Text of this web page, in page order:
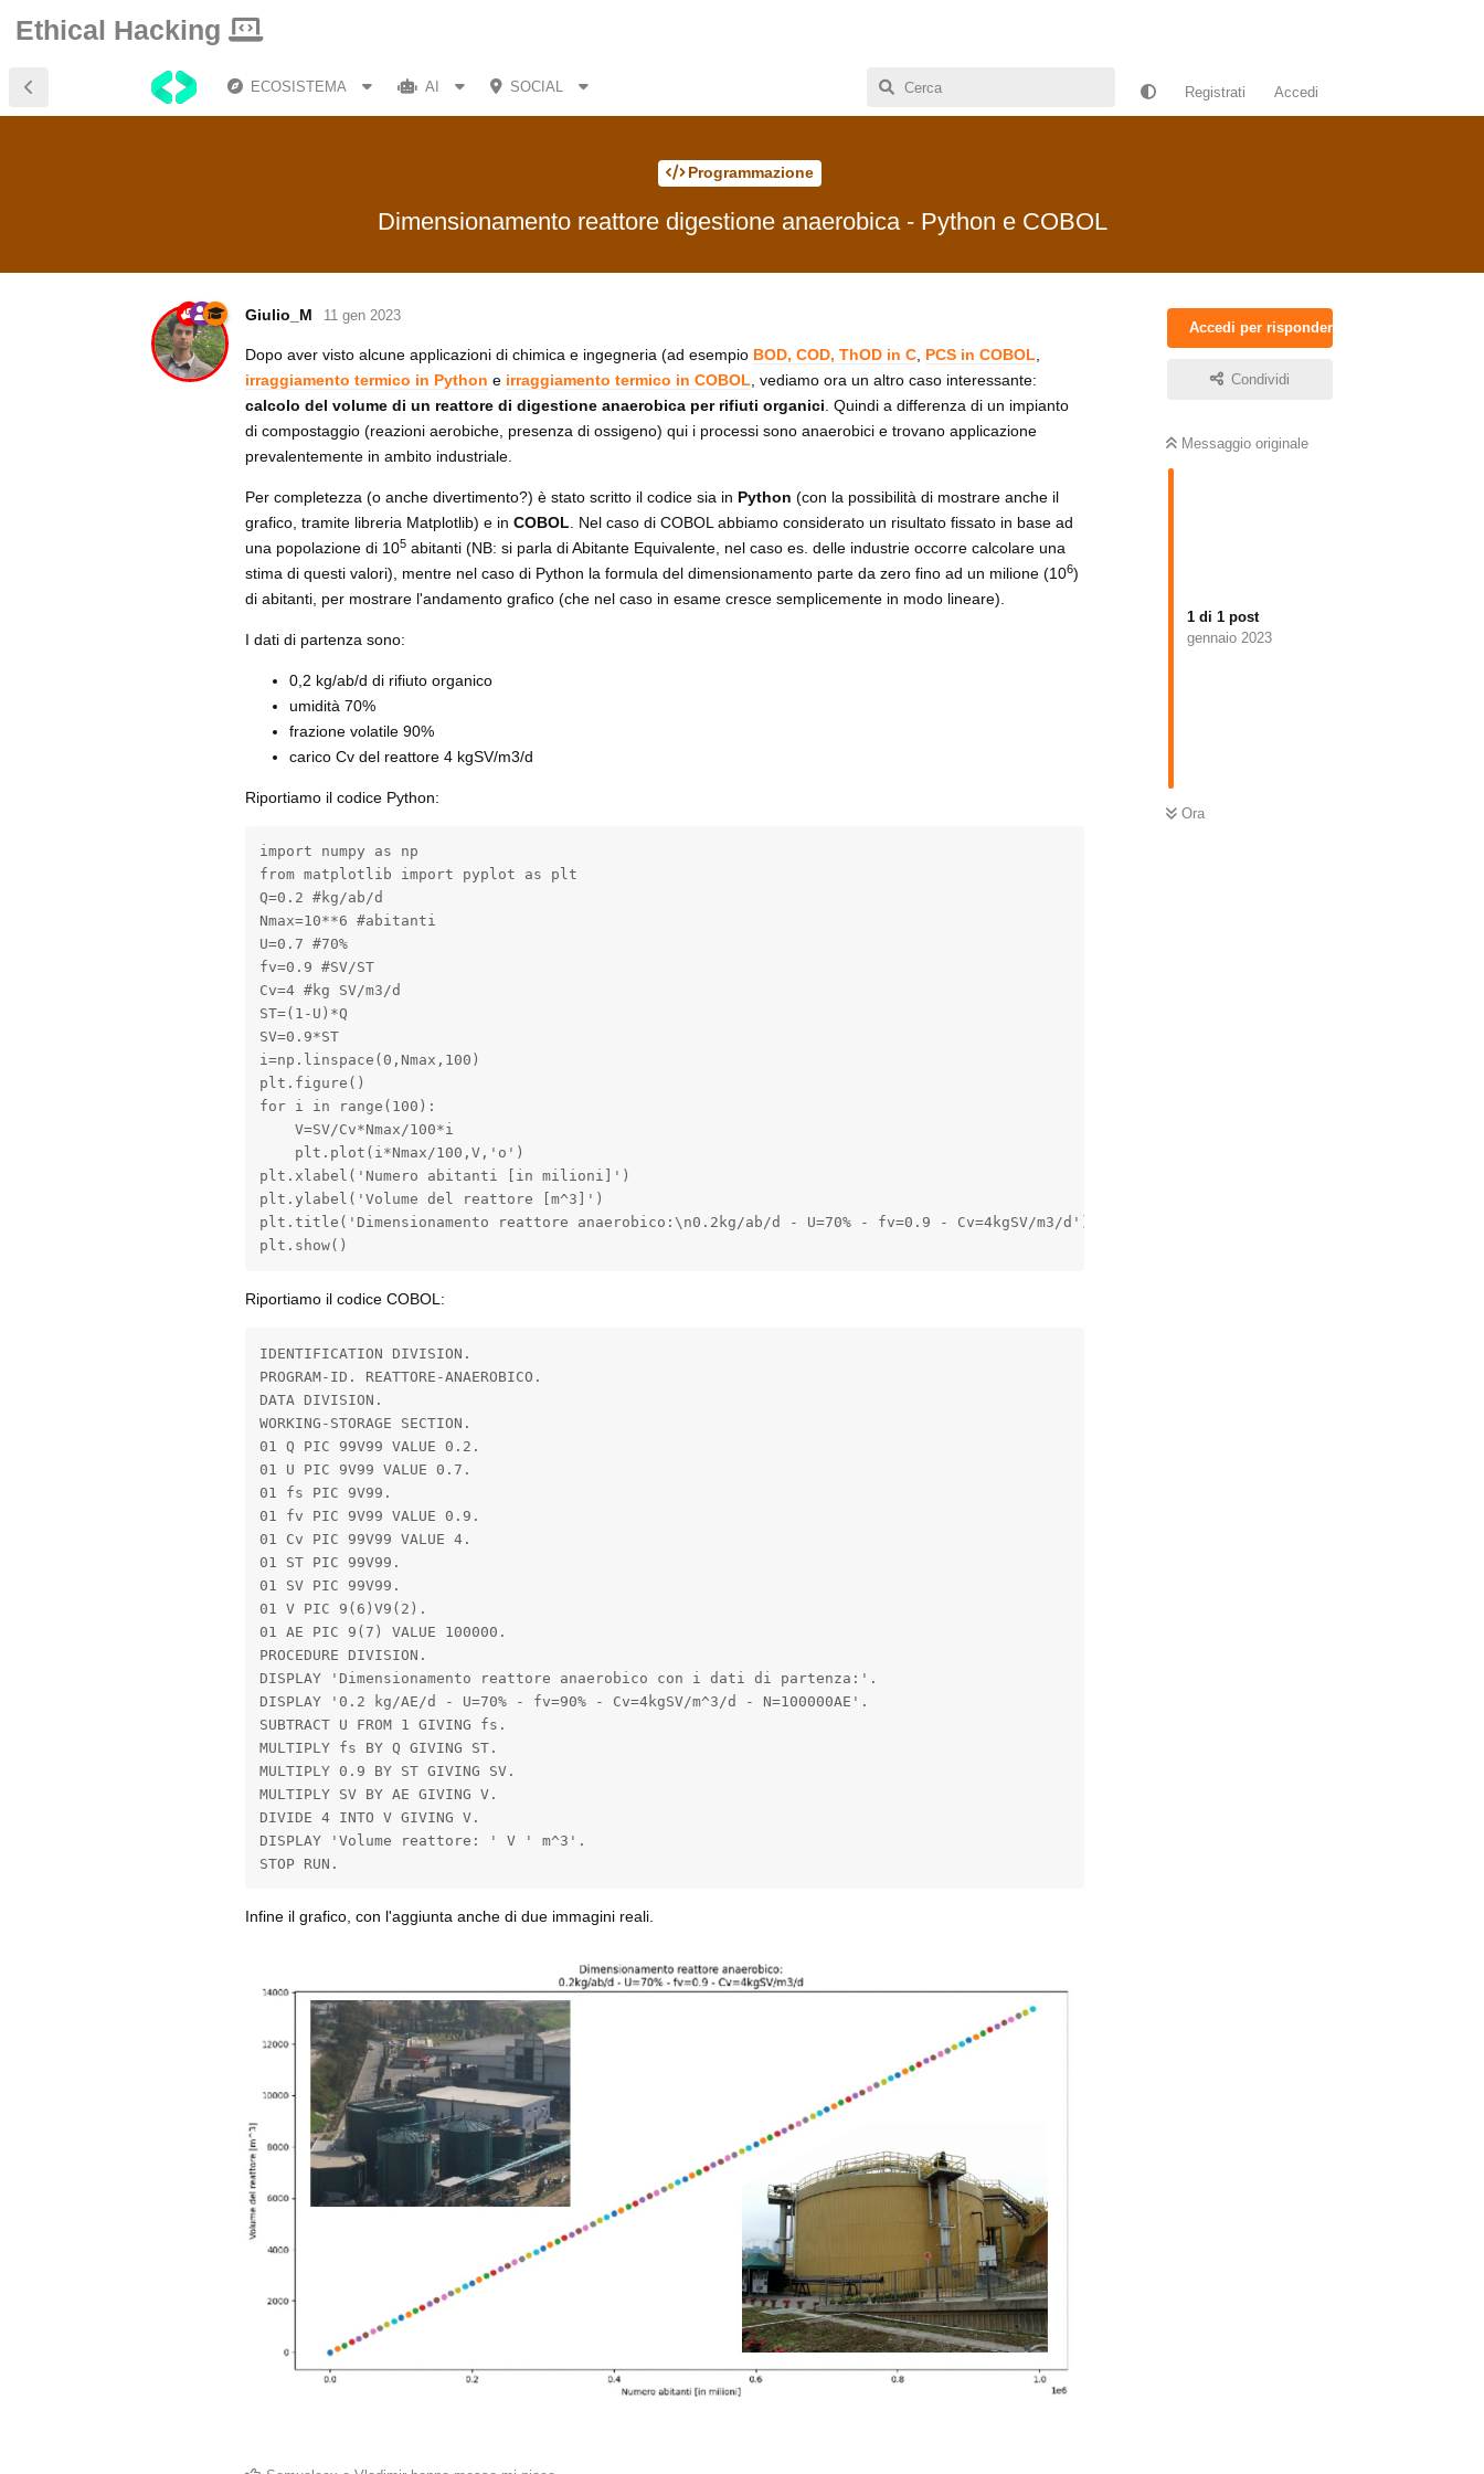
Ethical Hacking
ECOSISTEMA AI SOCIAL Registrati Accedi
Programmazione
Dimensionamento reattore digestione anaerobica - Python e COBOL
Accedi per rispondere
Condividi
Messaggio originale
1 di 1 post
gennaio 2023
Ora
Giulio_M 11 gen 2023
Dopo aver visto alcune applicazioni di chimica e ingegneria (ad esempio BOD, COD, ThOD in C PCS in COBOL
irraggiamento termico in Python e irraggiamento termico in COBOL , vediamo ora un altro caso interessante:
calcolo del volume di un reattore di digestione anaerobica per rifiuti organici . Quindi a differenza di un impianto
di compostaggio (reazioni aerobiche, presenza di ossigeno) qui i processi sono anaerobici e trovano applicazione
prevalentemente in ambito industriale.
Per completezza (o anche divertimento?) è stato scritto il codice sia in Python (con la possibilità di mostrare anche il
grafico, tramite libreria Matplotlib) e in COBOL . Nel caso di COBOL abbiamo considerato un risultato fissato in base ad
una popolazione di 105 abitanti (NB: si parla di Abitante Equivalente, nel caso es. delle industrie occorre calcolare una
stima di questi valori), mentre nel caso di Python la formula del dimensionamento parte da zero fino ad un milione (106)
di abitanti, per mostrare l'andamento grafico (che nel caso in esame cresce semplicemente in modo lineare).
I dati di partenza sono:
0,2 kg/ab/d di rifiuto organico
umidità 70%
frazione volatile 90%
carico Cv del reattore 4 kgSV/m3/d
Riportiamo il codice Python:
import numpy as np
from matplotlib import pyplot as plt
Q=0.2 #kg/ab/d
Nmax=10**6 #abitanti
U=0.7 #70%
fv=0.9 #SV/ST
Cv=4 #kg SV/m3/d
ST=(1-U)*Q
SV=0.9*ST
i=np.linspace(0,Nmax,100)
plt.figure()
for i in range(100):
    V=SV/Cv*Nmax/100*i
    plt.plot(i*Nmax/100,V,'o')
plt.xlabel('Numero abitanti [in milioni]')
plt.ylabel('Volume del reattore [m^3]')
plt.title('Dimensionamento reattore anaerobico:\n0.2kg/ab/d - U=70% - fv=0.9 - Cv=4kgSV/m3/d')
plt.show()
Riportiamo il codice COBOL:
IDENTIFICATION DIVISION.
PROGRAM-ID. REATTORE-ANAEROBICO.
DATA DIVISION.
WORKING-STORAGE SECTION.
01 Q PIC 99V99 VALUE 0.2.
01 U PIC 9V99 VALUE 0.7.
01 fs PIC 9V99.
01 fv PIC 9V99 VALUE 0.9.
01 Cv PIC 99V99 VALUE 4.
01 ST PIC 99V99.
01 SV PIC 99V99.
01 V PIC 9(6)V9(2).
01 AE PIC 9(7) VALUE 100000.
PROCEDURE DIVISION.
DISPLAY 'Dimensionamento reattore anaerobico con i dati di partenza:'.
DISPLAY '0.2 kg/AE/d - U=70% - fv=90% - Cv=4kgSV/m^3/d - N=100000AE'.
SUBTRACT U FROM 1 GIVING fs.
MULTIPLY fs BY Q GIVING ST.
MULTIPLY 0.9 BY ST GIVING SV.
MULTIPLY SV BY AE GIVING V.
DIVIDE 4 INTO V GIVING V.
DISPLAY 'Volume reattore: ' V ' m^3'.
STOP RUN.
Infine il grafico, con l'aggiunta anche di due immagini reali.